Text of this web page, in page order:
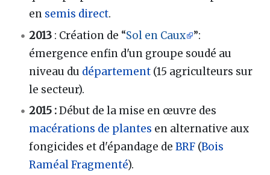
en semis direct.
2013 : Création de “Sol en Caux
”:
émergence enfin d'un groupe soudé au
niveau du département (15 agriculteurs sur
le secteur).
2015 :Début de la mise en œuvre des
macérations de plantes en alternative aux
fongicides et d'épandage deBRF (Bois
Raméal Fragmenté).